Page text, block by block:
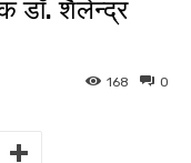
डॉ. शैलेन्द्र
0
168